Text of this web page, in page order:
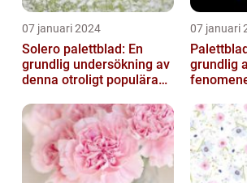
07 januari 2024
Solero palettblad: En
grundlig undersökning av
denna otroligt populära
07 januari
grundlig